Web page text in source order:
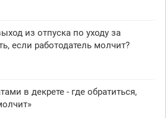
из отпуска по уходу за
если работодатель молчит?
в декрете - где обратиться,